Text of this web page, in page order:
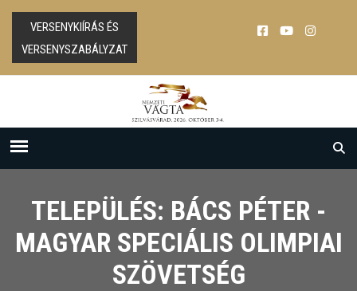
VERSENYKIÍRÁS ÉS
VERSENYSZABÁLYZAT
TELEPÜLÉS: BÁCS PÉTER -
MAGYAR SPECIÁLIS OLIMPIAI
SZÖVETSÉG